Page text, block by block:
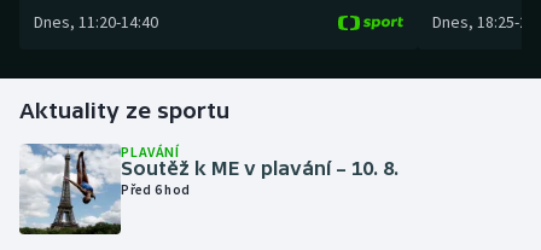
Gymnastika
Házená
Jezdectví
Dnes, 11:20-14:40 Dnes, 18:25-
Aktuality ze sportu
PLAVÁNÍ
Soutěž k ME v plavání – 10. 8.
Před 6 hod